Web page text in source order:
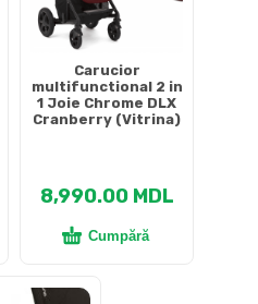
Carucior
multifunctional 2 in
1 Joie Chrome DLX
Cranberry (Vitrina)
8,990.00 MDL
Cumpără